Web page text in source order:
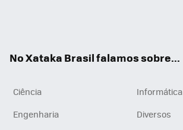
No Xataka Brasil falamos sobre...
Ciência
Informática
Engenharia
Diversos